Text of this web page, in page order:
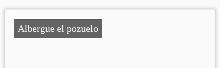
Albergue el pozuelo